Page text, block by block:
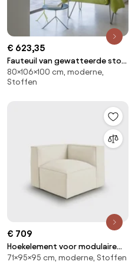
€ 623,35
Fauteuil van gewatteerde stof
en staal Nomad
80×106×100 cm, moderne,
Stoffen
€ 709
Hoekelement voor modulaire
bank, in badstof, Seven
71×95×95 cm, moderne, Stoffen